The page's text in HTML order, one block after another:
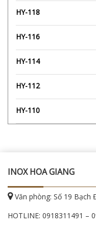
HY-118
HY-116
HY-114
HY-112
HY-110
INOX HOA GIANG
Văn phòng: Số 19 Bạch
HOTLINE: 0918311491 –